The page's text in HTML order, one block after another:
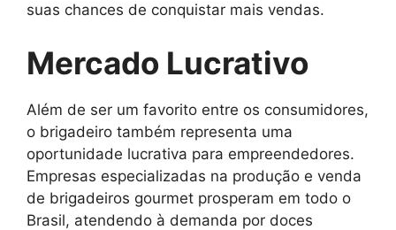
suas chances de conquistar mais vendas.
Mercado Lucrativo
Além de ser um favorito entre os consumidores,
o brigadeiro também representa uma
oportunidade lucrativa para empreendedores.
Empresas especializadas na produção e venda
de brigadeiros gourmet prosperam em todo o
Brasil, atendendo à demanda por doces